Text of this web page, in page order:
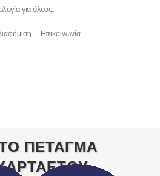
για όλους…
Επικοινωνία
ΠΕΤΑΓΜΑ